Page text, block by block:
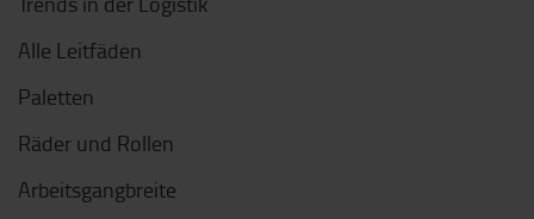
Alle Leitfäden
Paletten
Räder und Rollen
Arbeitsgangbreite